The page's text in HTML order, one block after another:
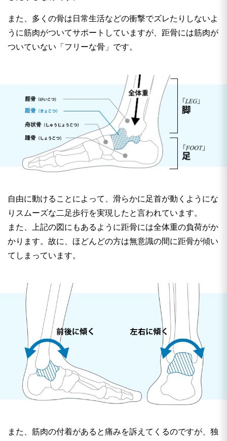
また、多くの骨は日常生活などの衝撃でズレたりしないよ
うに筋肉がついてサポートしていますが、距骨には筋肉が
ついていない「フリーな骨」です。
自由に動けることによって、滑らかに足首が動くようにな
りスムーズな二足歩行を実現したと言われています。
また、上記の図にもあるように距骨には全体重の負荷がか
かります。故に、ほどんどの方は無意識の間に距骨が傾い
てしまっています。
また、筋肉の付着があると痛みを訴えてくるのですが、独